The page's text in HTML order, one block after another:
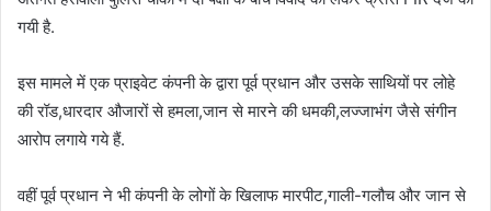
गयी है.
इस मामले में एक प्राइवेट कंपनी के द्वारा पूर्व प्रधान और उसके साथियों पर लोहे
की रॉड,धारदार औजारों से हमला,जान से मारने की धमकी,लज्जाभंग जैसे संगीन
आरोप लगाये गये हैं.
वहीं पूर्व प्रधान ने भी कंपनी के लोगों के खिलाफ मारपीट,गाली-गलौच और जान से